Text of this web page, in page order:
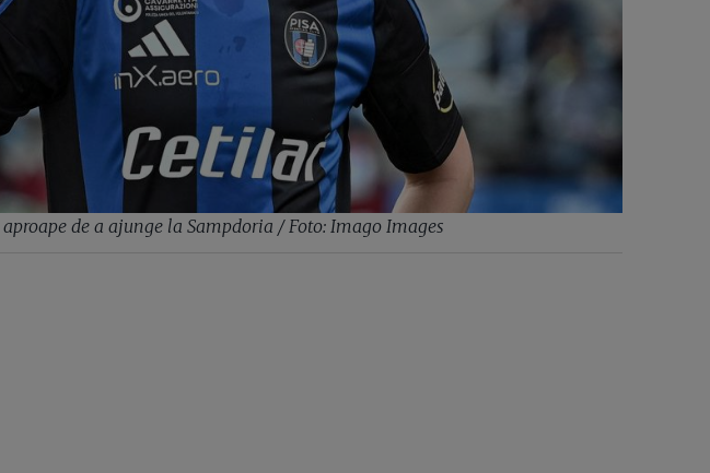
de a ajunge la Sampdoria / Foto: Imago Images